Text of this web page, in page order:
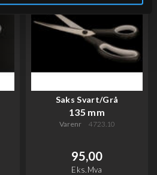
Saks Svart/Grå
135 mm
Varenr 4723.10
95,00
Eks.Mva